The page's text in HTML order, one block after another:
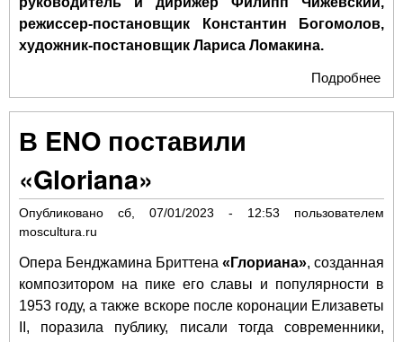
режиссер-постановщик Константин Богомолов,
художник-постановщик Лариса Ломакина.
Подробнее
В ENO поставили
«Gloriana»
Опубликовано сб, 07/01/2023 - 12:53 пользователем
moscultura.ru
Опера Бенджамина Бриттена «Глориана», созданная
композитором на пике его славы и популярности в
1953 году, а также вскоре после коронации Елизаветы
II, поразила публику, писали тогда современники,